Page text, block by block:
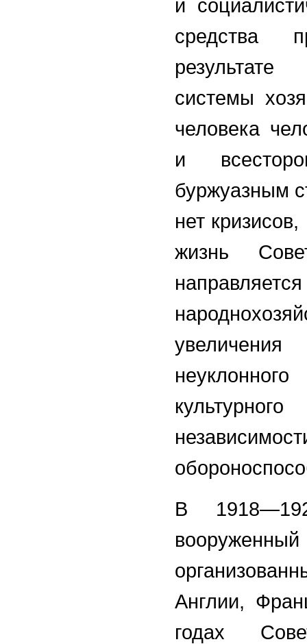
и
средства
результате
системы
человека
и
буржуазным
нет
жизнь
В
Англии,
годах